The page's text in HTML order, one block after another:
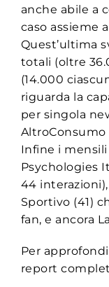
anche abile a
caso assieme
Quest’ultima
totali (oltre
(14.000
riguarda la
per singola
AltroConsumo
Infine i
Psychologies
44
Sportivo (41)
fan, e ancora
Per
report